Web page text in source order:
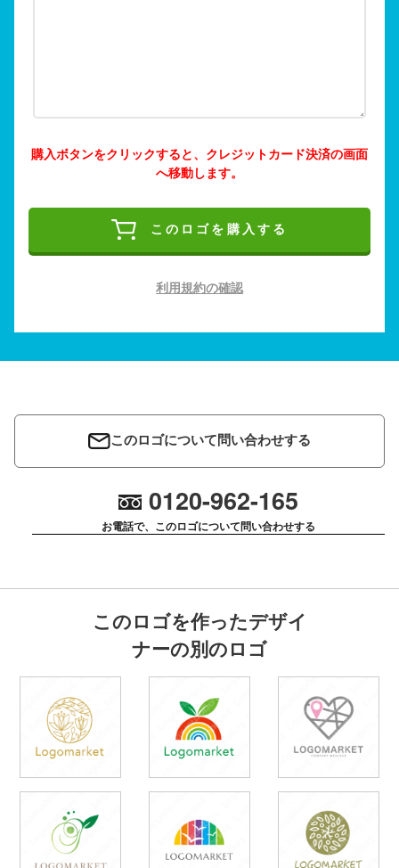
購入ボタンをクリックすると、クレジットカード決済の画面
へ移動します。
このロゴを購入する
利用規約の確認
このロゴについて問い合わせする
0120-962-165
お電話で、このロゴについて問い合わせする
このロゴを作ったデザイ
ナーの別のロゴ